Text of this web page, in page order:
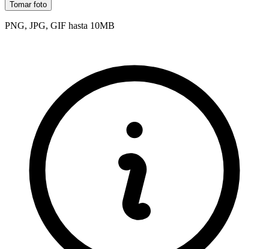
Tomar foto
PNG, JPG, GIF hasta 10MB